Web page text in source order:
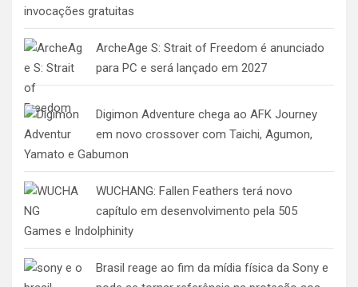
invocações gratuitas
ArcheAge S: Strait of Freedom é anunciado
para PC e será lançado em 2027
Digimon Adventure chega ao AFK Journey
em novo crossover com Taichi, Agumon,
Yamato e Gabumon
WUCHANG: Fallen Feathers terá novo
capítulo em desenvolvimento pela 505
Games e Indolphinity
Brasil reage ao fim da mídia física da Sony e